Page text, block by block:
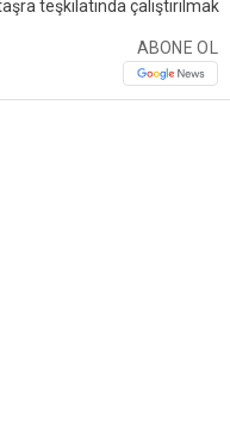
ABONE OL